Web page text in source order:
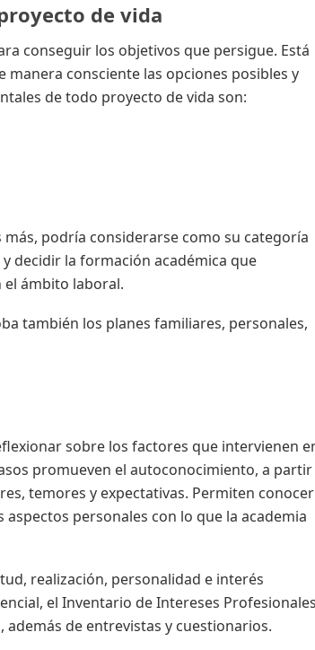
de vida
conseguir los objetivos que persigue. Está
consciente las opciones posibles y
de todo proyecto de vida son:
podría considerarse como su categoría
decidir la formación académica que
el ámbito laboral.
también los planes familiares, personales,
sobre los factores que intervienen
promueven el autoconocimiento, a partir
temores y expectativas. Permiten conocer
personales con lo que la academia
realización, personalidad e interés
el Inventario de Intereses
de entrevistas y cuestionarios.